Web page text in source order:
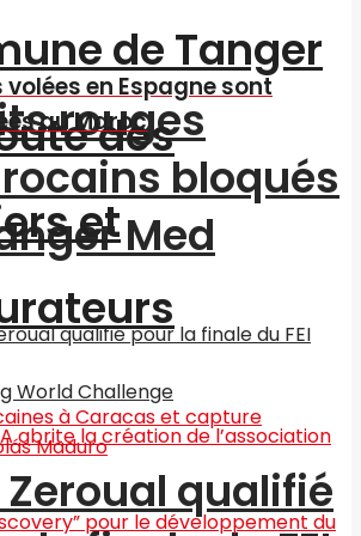
rouges
bloqués
Med
Zeroual qualifié
de Tanger
des
et
volées en Espagne sont
au Maroc